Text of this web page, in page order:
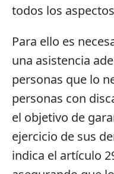
todos los
Para ello es
una asistencia
personas que lo
personas con
el objetivo de
ejercicio de sus
indica el artículo